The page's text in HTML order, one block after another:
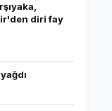
diri fay